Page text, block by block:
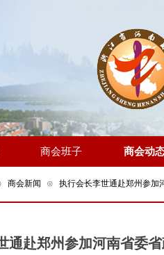
商会班子 商会动
商会新闻 ⊙ 执行会长李世通赴郑州参加
通赴郑州参加河南省委